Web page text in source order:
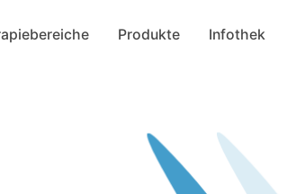
navigation
Produkte Infothek